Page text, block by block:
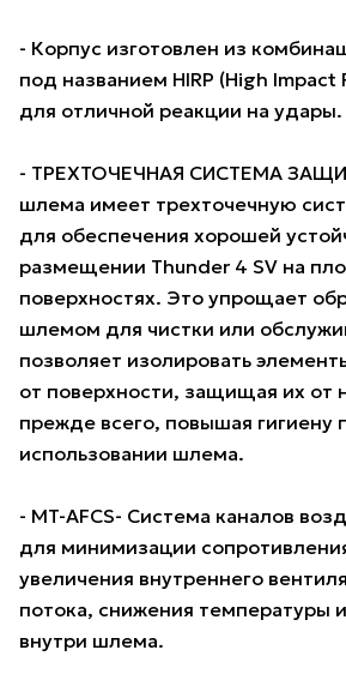
- Корпус изготовлен из
под названием HIRP (High Impact
для отличной реакции на удары.
- ТРЕХТОЧЕЧНАЯ СИСТЕМА
шлема имеет трехточечную
для обеспечения хорошей
размещении Thunder 4 SV на
поверхностях. Это упрощает
шлемом для чистки или
позволяет изолировать
от поверхности, защищая их от
прежде всего, повышая гигиену
использовании шлема.
- MT-AFCS- Система каналов
для минимизации
увеличения внутреннего
потока, снижения температуры
внутри шлема.